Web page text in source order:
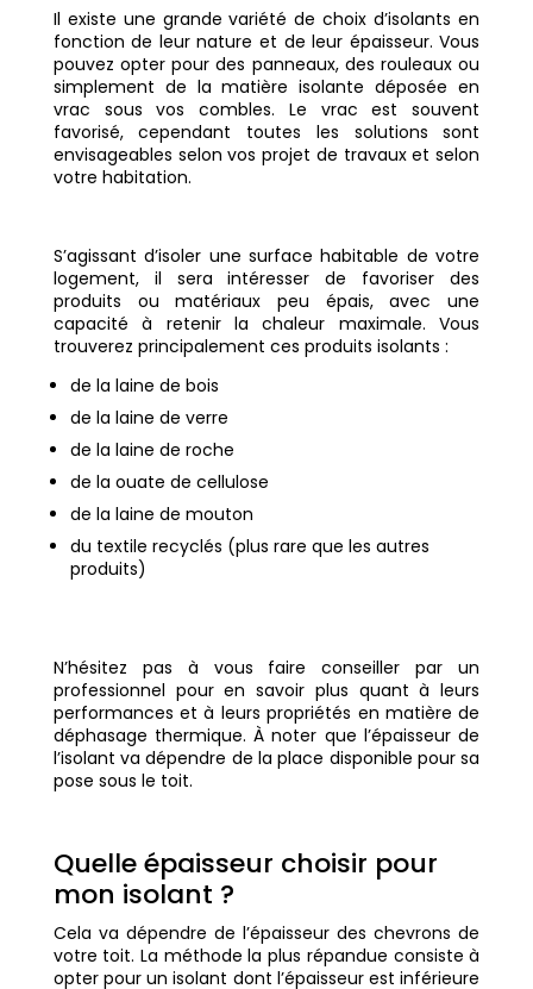
Il existe une grande variété de choix d’isolants en
fonction de leur nature et de leur épaisseur. Vous
pouvez opter pour des panneaux, des rouleaux ou
simplement de la matière isolante déposée en
vrac sous vos combles. Le vrac est souvent
favorisé, cependant toutes les solutions sont
envisageables selon vos projet de travaux et selon
votre habitation.
S’agissant d’isoler une surface habitable de votre
logement, il sera intéresser de favoriser des
produits ou matériaux peu épais, avec une
capacité à retenir la chaleur maximale. Vous
trouverez principalement ces produits isolants :
de la laine de bois
de la laine de verre
de la laine de roche
de la ouate de cellulose
de la laine de mouton
du textile recyclés (plus rare que les autres
produits)
N’hésitez pas à vous faire conseiller par un
professionnel pour en savoir plus quant à leurs
performances et à leurs propriétés en matière de
déphasage thermique. À noter que l’épaisseur de
l’isolant va dépendre de la place disponible pour sa
pose sous le toit.
Quelle épaisseur choisir pour
mon isolant ?
Cela va dépendre de l’épaisseur des chevrons de
votre toit. La méthode la plus répandue consiste à
opter pour un isolant dont l’épaisseur est inférieure